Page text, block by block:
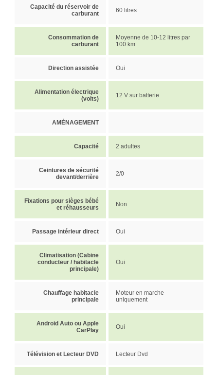
Capacité du réservoir de
carburant
60 litres
Consommation de
carburant
Moyenne de 10-12 litres par
100 km
Direction assistée Oui
Alimentation électrique
(volts)
12 V sur batterie
AMÉNAGEMENT
Capacité 2 adultes
Ceintures de sécurité
devant/derrière
2/0
Fixations pour sièges bébé
et réhausseurs
Non
Passage intérieur direct Oui
Climatisation (Cabine
conducteur / habitacle
principale)
Oui
Chauffage habitacle
principale
Moteur en marche
uniquement
Android Auto ou Apple
CarPlay
Oui
Télévision et Lecteur DVD Lecteur Dvd